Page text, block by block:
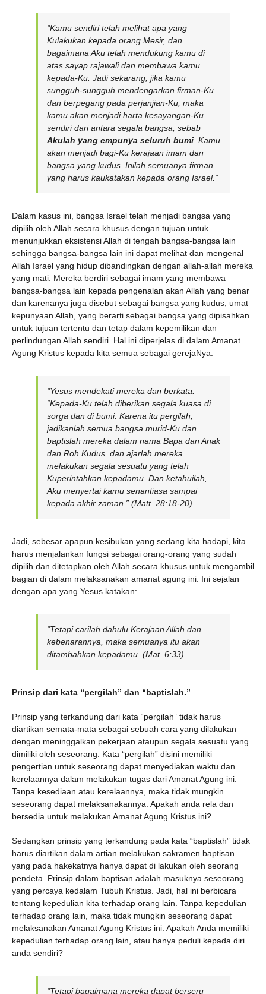
“Kamu sendiri telah melihat apa yang
Kulakukan kepada orang Mesir, dan
bagaimana Aku telah mendukung kamu di
atas sayap rajawali dan membawa kamu
kepada-Ku. Jadi sekarang, jika kamu
sungguh-sungguh mendengarkan firman-Ku
dan berpegang pada perjanjian-Ku, maka
kamu akan menjadi harta kesayangan-Ku
sendiri dari antara segala bangsa, sebab
Akulah yang empunya seluruh bumi . Kamu
akan menjadi bagi-Ku kerajaan imam dan
bangsa yang kudus. Inilah semuanya firman
yang harus kaukatakan kepada orang Israel.”
Dalam kasus ini, bangsa Israel telah menjadi bangsa yang
dipilih oleh Allah secara khusus dengan tujuan untuk
menunjukkan eksistensi Allah di tengah bangsa-bangsa lain
sehingga bangsa-bangsa lain ini dapat melihat dan mengenal
Allah Israel yang hidup dibandingkan dengan allah-allah mereka
yang mati. Mereka berdiri sebagai imam yang membawa
bangsa-bangsa lain kepada pengenalan akan Allah yang benar
dan karenanya juga disebut sebagai bangsa yang kudus, umat
kepunyaan Allah, yang berarti sebagai bangsa yang dipisahkan
untuk tujuan tertentu dan tetap dalam kepemilikan dan
perlindungan Allah sendiri. Hal ini diperjelas di dalam Amanat
Agung Kristus kepada kita semua sebagai gerejaNya:
“Yesus mendekati mereka dan berkata:
“Kepada-Ku telah diberikan segala kuasa di
sorga dan di bumi. Karena itu pergilah,
jadikanlah semua bangsa murid-Ku dan
baptislah mereka dalam nama Bapa dan Anak
dan Roh Kudus, dan ajarlah mereka
melakukan segala sesuatu yang telah
Kuperintahkan kepadamu. Dan ketahuilah,
Aku menyertai kamu senantiasa sampai
kepada akhir zaman .” (Matt. 28:18-20)
Jadi, sebesar apapun kesibukan yang sedang kita hadapi, kita
harus menjalankan fungsi sebagai orang-orang yang sudah
dipilih dan ditetapkan oleh Allah secara khusus untuk mengambil
bagian di dalam melaksanakan amanat agung ini. Ini sejalan
dengan apa yang Yesus katakan:
“Tetapi carilah dahulu Kerajaan Allah dan
kebenarannya, maka semuanya itu akan
ditambahkan kepadamu. (Mat. 6:33)
Prinsip dari kata “pergilah” dan “baptislah.”
Prinsip yang terkandung dari kata “pergilah” tidak harus
diartikan semata-mata sebagai sebuah cara yang dilakukan
dengan meninggalkan pekerjaan ataupun segala sesuatu yang
dimiliki oleh seseorang. Kata “pergilah” disini memiliki
pengertian untuk seseorang dapat menyediakan waktu dan
kerelaannya dalam melakukan tugas dari Amanat Agung ini.
Tanpa kesediaan atau kerelaannya, maka tidak mungkin
seseorang dapat melaksanakannya. Apakah anda rela dan
bersedia untuk melakukan Amanat Agung Kristus ini?
Sedangkan prinsip yang terkandung pada kata “baptislah” tidak
harus diartikan dalam artian melakukan sakramen baptisan
yang pada hakekatnya hanya dapat di lakukan oleh seorang
pendeta. Prinsip dalam baptisan adalah masuknya seseorang
yang percaya kedalam Tubuh Kristus. Jadi, hal ini berbicara
tentang kepedulian kita terhadap orang lain. Tanpa kepedulian
terhadap orang lain, maka tidak mungkin seseorang dapat
melaksanakan Amanat Agung Kristus ini. Apakah Anda memiliki
kepedulian terhadap orang lain, atau hanya peduli kepada diri
anda sendiri?
“Tetapi bagaimana mereka dapat berseru